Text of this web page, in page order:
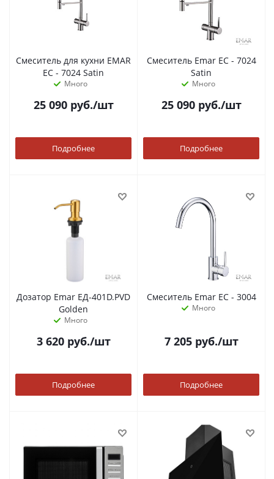
Смеситель для кухни EMAR
ЕС - 7024 Satin
Много
25 090руб./шт
Подробнее
Смеситель Emar ЕС - 7024
Satin
Много
25 090руб./шт
Подробнее
Дозатор Emar ЕД-401D.PVD
Golden
Много
3 620руб./шт
Подробнее
Смеситель Emar ЕС - 3004
Много
7 205руб./шт
Подробнее